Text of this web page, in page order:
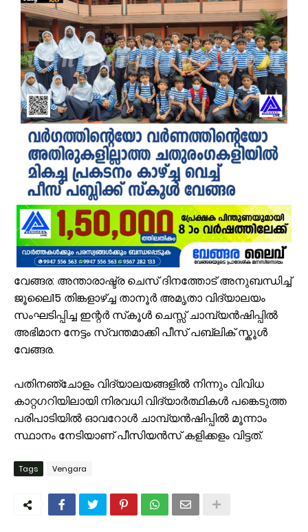
പ്രായം തടസ്സമല്ല; തിരൂരങ്ങാടി നഗരസഭയിൽ പ്ലസ് ടൂ
വേങ്ങരയുടെ അഭിമാനമായി ഹിപ്നോട്ടിസ്റ്റ് മുഹമ്മദ് റിയാസ്;
വാട്ടർ ടാങ്ക് വൃത്തിയാക്കുന്നതിനിടെ കെട്ടിടത്തിന്റെ മുകളിൽ നിന്ന്
ഉദ്യോഗസ്ഥ സംഘം പാണക്കാട് മണ്ണിടിച്ചിൽ ഉണ്ടായ സ്ഥലം
ചക്രവാതച്ചുഴിയുടെ സ്വാധീനം: സംസ്ഥാനത്ത് ഓഗസ്റ്റ് 7 വരെ മഴ
വിസ്ഡം യൂത്ത് വേങ്ങര സോൺ ട്രോമാകെയർ പരിശീലന ക്യാമ്പ്
പാണക്കാട് ശിഹാബ് തങ്ങളുടെ സ്മാരകമന്ദിരം വൈകാതെ
എസ്. എം. സർവർ മെഗാ ക്വിസ് -മലപ്പുറം ഈസ്റ്റ് സോൺ മത്സരം
സൗദിയിൽ വാഹനാപകടത്തിൽ മൂന്നിയൂർ സ്വദേശി മരണപ്പെട്ടു
ജോലിസ്ഥലത്ത് വെള്ളപ്പൊക്കം; അസമിൽ മരിച്ച തിരൂരങ്ങാടി
വേങ്ങര: അന്താരാഷ്ട്ര ചെസ് ദിനത്തോട് അനുബന്ധിച്ച്
ജൂലൈ15 തിങ്കളാഴ്ച്ച താനൂർ അമൃതാ വിദ്യാലയം
സംഘടിപ്പിച്ച ഇന്റർ സ്‌കൂൾ ചെസ്സ് ചാമ്പ്യൻഷിപ്പിൽ
അഭിമാന നേട്ടം സ്വന്തമാക്കി പീസ് പബ്ലിക് സ്കൂൾ
വേങ്ങര.
പതിനഞ്ചോളം വിദ്യാലയങ്ങളിൽ നിന്നും വിവിധ
കാറ്റഗറിയിലായി നിരവധി വിദ്യാർത്ഥികൾ പങ്കെടുത്ത
പരിപാടിയിൽ ഓവറോൾ ചാമ്പ്യൻഷിപ്പിൽ മൂന്നാം
സ്ഥാനം നേടിയാണ് പീസിയൻസ് കളിക്കളം വിട്ടത്.
Tags Vengara